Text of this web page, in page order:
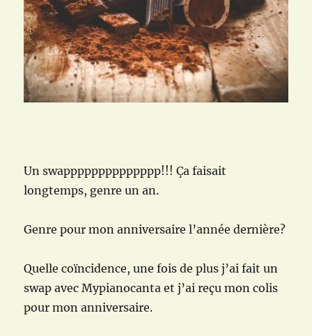
Un swapppppppppppppp!!! Ça faisait
longtemps, genre un an.
Genre pour mon anniversaire l’année dernière?
Quelle coïncidence, une fois de plus j’ai fait un
swap avec Mypianocanta et j’ai reçu mon colis
pour mon anniversaire.